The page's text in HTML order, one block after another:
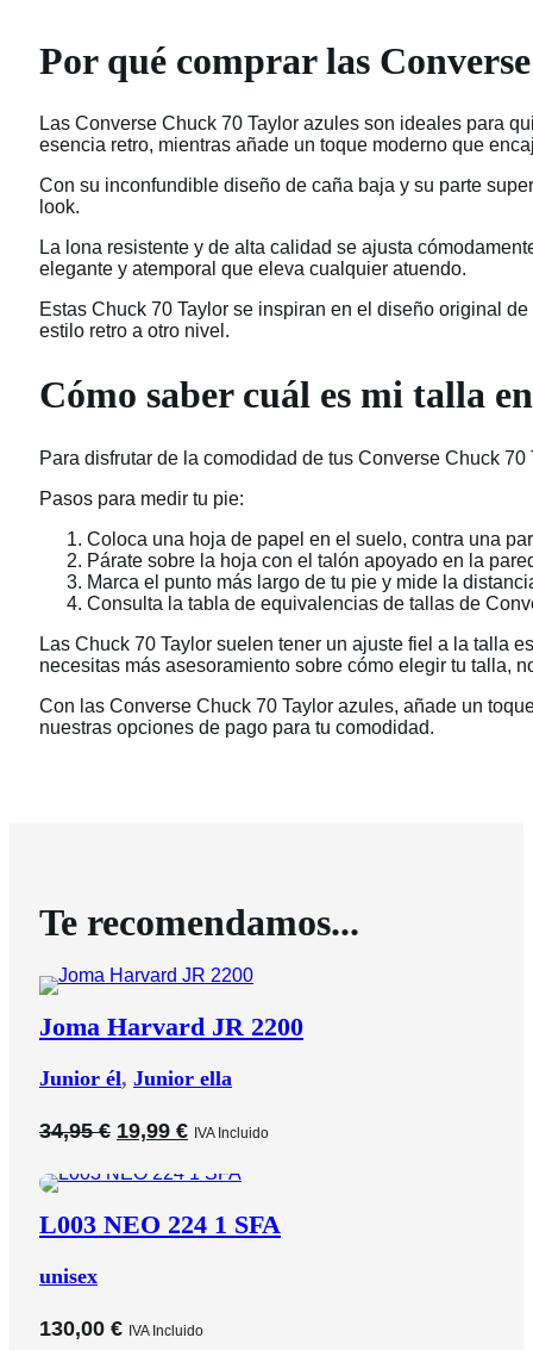
Por qué comprar las
Las Converse Chuck 70 Taylor azules son ideales para
esencia retro, mientras añade un toque moderno que
Con su inconfundible diseño de caña baja y su parte
look.
La lona resistente y de alta calidad se ajusta
elegante y atemporal que eleva cualquier atuendo.
Estas Chuck 70 Taylor se inspiran en el diseño original
estilo retro a otro nivel.
Cómo saber cuál es mi talla
Para disfrutar de la comodidad de tus Converse Chuck
Pasos para medir tu pie:
Coloca una hoja de papel en el suelo, contra una
Párate sobre la hoja con el talón apoyado en la
Marca el punto más largo de tu pie y mide la
Consulta la tabla de equivalencias de tallas de
Las Chuck 70 Taylor suelen tener un ajuste fiel a la talla
necesitas más asesoramiento sobre cómo elegir tu talla,
Con las Converse Chuck 70 Taylor azules, añade un
nuestras opciones de pago para tu comodidad.
Te recomendamos...
Joma Harvard JR 2200
Junior él, Junior ella
34,95€ El
original
34,95 €.
19,99 €El
actual
19,99 €.
IVA Incluido
L003 NEO 224 1 SFA
unisex
130,00 € IVA Incluido